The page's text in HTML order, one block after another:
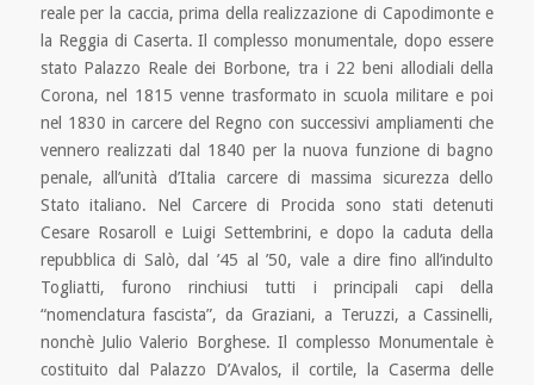
reale per la caccia, prima della realizzazione di Capodimonte e
la Reggia di Caserta. Il complesso monumentale, dopo essere
stato Palazzo Reale dei Borbone, tra i 22 beni allodiali della
Corona, nel 1815 venne trasformato in scuola militare e poi
nel 1830 in carcere del Regno con successivi ampliamenti che
vennero realizzati dal 1840 per la nuova funzione di bagno
penale, all’unità d’Italia carcere di massima sicurezza dello
Stato italiano. Nel Carcere di Procida sono stati detenuti
Cesare Rosaroll e Luigi Settembrini, e dopo la caduta della
repubblica di Salò, dal ’45 al ’50, vale a dire fino all’indulto
Togliatti, furono rinchiusi tutti i principali capi della
“nomenclatura fascista”, da Graziani, a Teruzzi, a Cassinelli,
nonchè Julio Valerio Borghese. Il complesso Monumentale è
costituito dal Palazzo D’Avalos, il cortile, la Caserma delle